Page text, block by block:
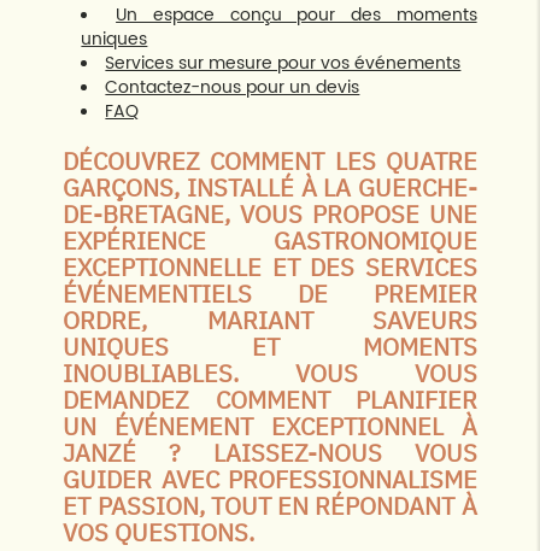
Un espace conçu pour des moments
uniques
Services sur mesure pour vos événements
Contactez-nous pour un devis
FAQ
DÉCOUVREZ COMMENT LES QUATRE
GARÇONS, INSTALLÉ À LA GUERCHE-
DE-BRETAGNE, VOUS PROPOSE UNE
EXPÉRIENCE GASTRONOMIQUE
EXCEPTIONNELLE ET DES SERVICES
ÉVÉNEMENTIELS DE PREMIER
ORDRE, MARIANT SAVEURS
UNIQUES ET MOMENTS
INOUBLIABLES. VOUS VOUS
DEMANDEZ COMMENT PLANIFIER
UN ÉVÉNEMENT EXCEPTIONNEL À
JANZÉ ? LAISSEZ-NOUS VOUS
GUIDER AVEC PROFESSIONNALISME
ET PASSION, TOUT EN RÉPONDANT À
VOS QUESTIONS.